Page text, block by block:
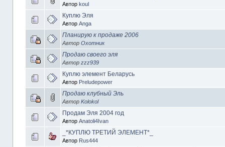
Автор koul
Куплю Эля
Автор Anga
Планирую к продаже 2006
Автор Охотник
Продаю своего эля
Автор zzz939
Куплю элемент Беларусь
Автор Preludepower
Продаю клубный Эль
Автор Kolokol
Продам Эля 2004 год
Автор Anatoli4Ivan
_*КУПЛЮ ТРЕТИЙ ЭЛЕМЕНТ*_
Автор Rus444